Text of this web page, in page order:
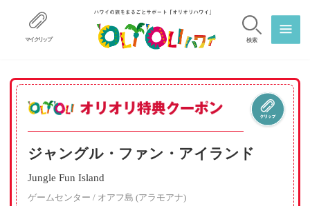
マイクリップ 検索
ジャングル・ファン・アイランド
Jungle Fun Island
ゲームセンター / オアフ島 (アラモアナ)